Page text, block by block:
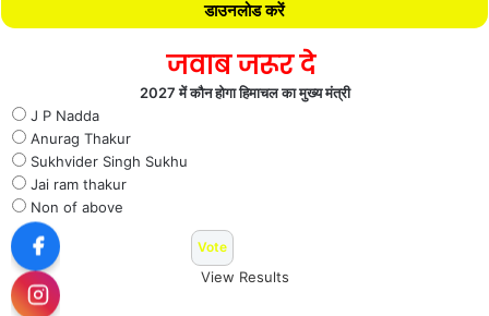
डाउनलोड करें
जवाब जरूर दे
2027 में कौन होगा हिमाचल का मुख्य मंत्री
J P Nadda
Anurag Thakur
Sukhvider Singh Sukhu
Jai ram thakur
Non of above
View Results